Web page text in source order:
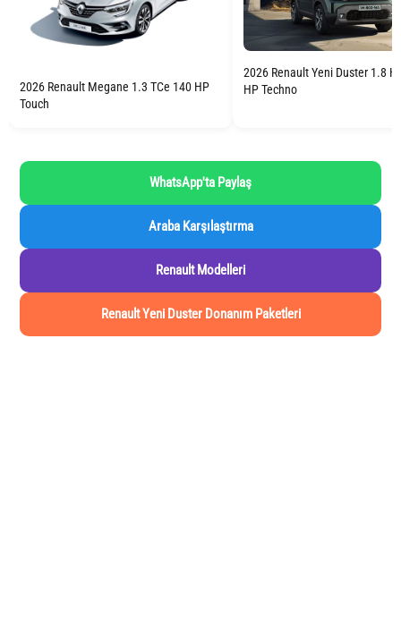
2026 Renault Megane 1.3 TCe 140 HP
Touch
2026 Renault Yeni Duster 1.8
HP Techno
WhatsApp'ta Paylaş
Araba Karşılaştırma
Renault Modelleri
Renault Yeni Duster Donanım Paketleri